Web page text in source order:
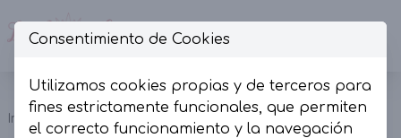
Inicio
Pantalones
y Shorts
Buzo
Denim
Consentimiento de Cookies
Utilizamos cookies propias y de terceros para
fines estrictamente funcionales, que permiten
el correcto funcionamiento y la navegación